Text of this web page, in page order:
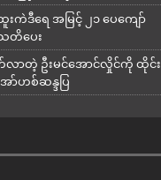
ကဲဒီရေ အ​မြင့် ၂၁ ပေကျော်
ပေး
ာတဲ့ ဦးမင်အောင်လှိုင်ကို ထိုင်း
ဟစ်ဆန္ဒပြ